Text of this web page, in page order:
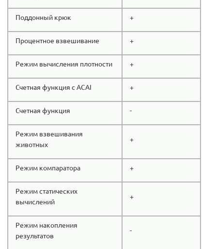
Поддонный крюк +
Процентное взвешивание +
Режим вычисления плотности +
Счетная функция с ACAI +
Счетная функция -
Режим взвешивания
животных
+
Режим компаратора +
Режим статических
вычислений
+
Режим накопления
результатов
-